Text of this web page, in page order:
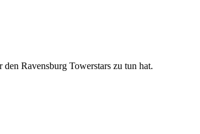
Ravensburg Towerstars zu tun hat.